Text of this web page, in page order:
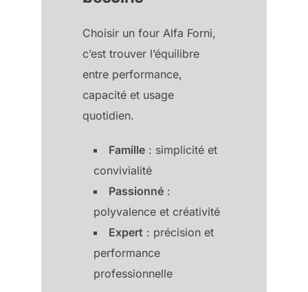
Choisir un four Alfa Forni,
c’est trouver l’équilibre
entre performance,
capacité et usage
quotidien.
Famille : simplicité et
convivialité
Passionné :
polyvalence et créativité
Expert : précision et
performance
professionnelle